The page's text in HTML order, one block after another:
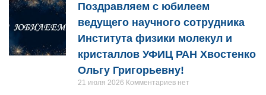
Поздравляем с юбилеем
ведущего научного сотрудника
Института физики молекул и
кристаллов УФИЦ РАН Хвостенко
Ольгу Григорьевну!
21 июля 2026 Комментариев нет